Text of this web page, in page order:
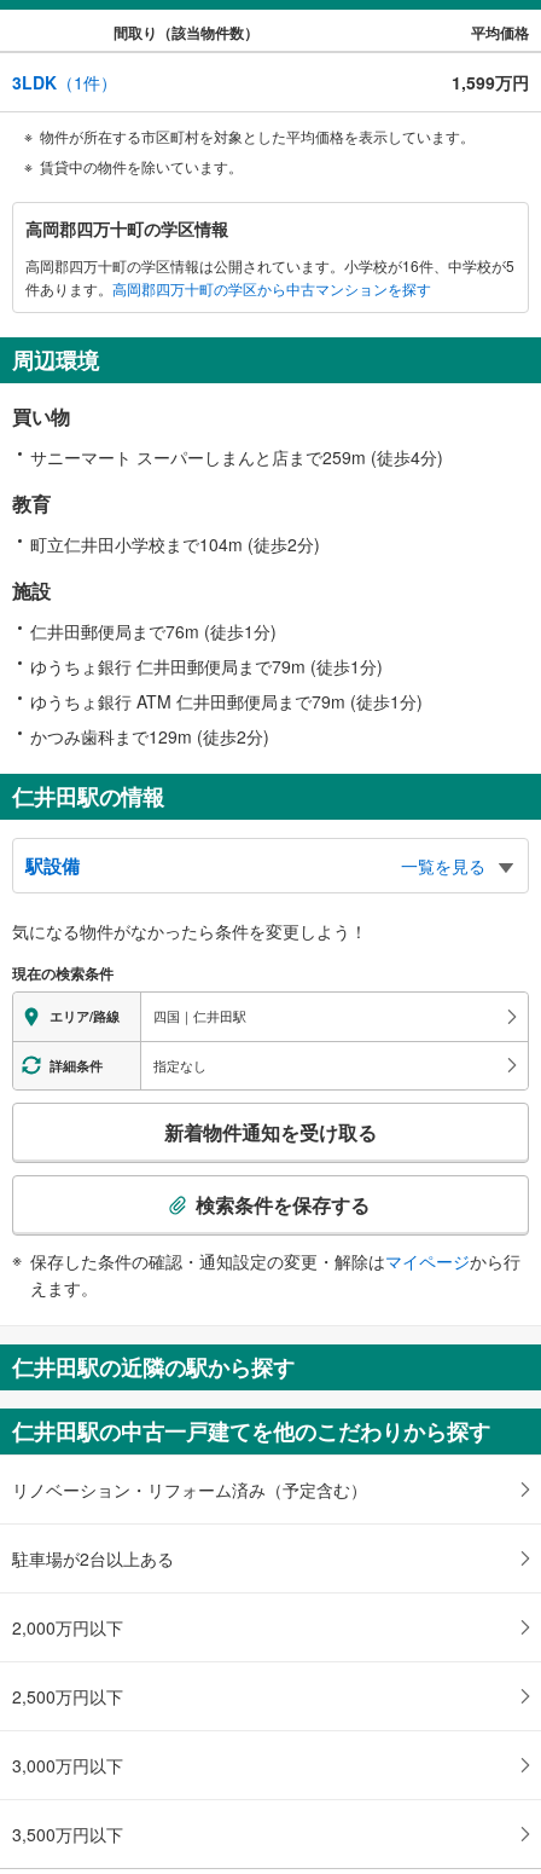
間取り（該当物件数） 平均価格
3LDK （1件） 1,599万円
物件が所在する市区町村を対象とした平均価格を表示しています。
賃貸中の物件を除いています。
高
岡
郡
四
十
町
関
す
情
報
高岡郡四万十町の学区情報
高岡郡四万十町の学区情報は公開されています。小学校が16件、中学校が5
件あります。 高岡郡四万十町の学区から中古マンションを探す
周辺環境
買い物
サニーマート スーパーしまんと店まで259m (徒歩4分)
教育
町立仁井田小学校まで104m (徒歩2分)
施設
仁井田郵便局まで76m (徒歩1分)
ゆうちょ銀行 仁井田郵便局まで79m (徒歩1分)
ゆうちょ銀行 ATM 仁井田郵便局まで79m (徒歩1分)
かつみ歯科まで129m (徒歩2分)
仁井田駅の情報
駅設備
一覧を見る
※段差なしでの移動経路
地上⇔ホーム：○
気になる物件がなかったら条件を変更しよう！
現在の検索条件
エリア/路線 四国｜仁井田駅
詳細条件 指定なし
検
を
受
け
取
る
・
を
イ
ジ
存
る
新着物件通知を受け取る
検索条件を保存する
保存した条件の確認・通知設定の変更・解除はマイページから行
えます。
仁井田駅の近隣の駅から探す
仁井田駅の中古一戸建てを他のこだわりから探す
リノベーション・リフォーム済み（予定含む）
駐車場が2台以上ある
2,000万円以下
2,500万円以下
3,000万円以下
3,500万円以下